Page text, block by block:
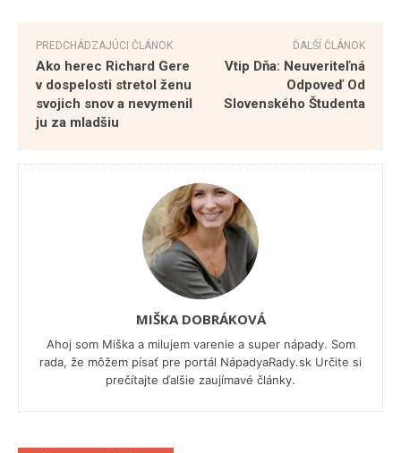
PREDCHÁDZAJÚCI ČLÁNOK
Ako herec Richard Gere
v dospelosti stretol ženu
svojich snov a nevymenil
ju za mladšiu
ĎALŠÍ ČLÁNOK
Vtip Dňa: Neuveriteľná
Odpoveď Od
Slovenského Študenta
MIŠKA DOBRÁKOVÁ
Ahoj som Miška a milujem varenie a super nápady. Som
rada, že môžem písať pre portál NápadyaRady.sk Určite si
prečítajte ďalšie zaujímavé články.